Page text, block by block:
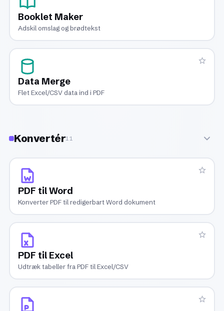
Booklet Maker
Adskil omslag og brødtekst
Data Merge
Flet Excel/CSV data ind i PDF
Konvertér11
PDF til Word
Konverter PDF til redigerbart Word dokument
PDF til Excel
Udtræk tabeller fra PDF til Excel/CSV